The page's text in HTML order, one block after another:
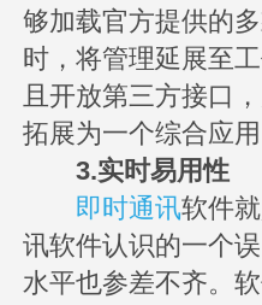
够加载官方提供的
时，将管理延展至
且开放第三方接口
拓展为一个综合应
3.实时易用性
即时通讯软件
讯软件认识的一个
水平也参差不齐。